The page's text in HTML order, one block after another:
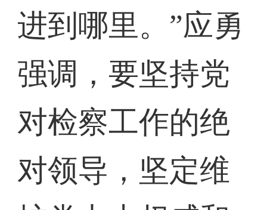
进到哪里。”应勇
强调，要坚持党
对检察工作的绝
对领导，坚定维